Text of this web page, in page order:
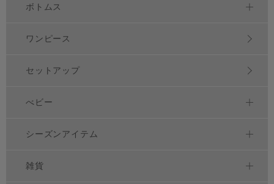
ボトムス
ワンピース
セットアップ
べビー
シーズンアイテム
雑貨